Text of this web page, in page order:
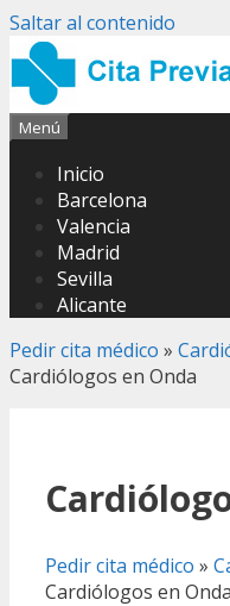
Saltar al contenido
Menú
Inicio
Barcelona
Valencia
Madrid
Sevilla
Alicante
Pedir cita médico »
Cardiólogos en Onda
Pedir cita médico »
Cardiólogos en Onda